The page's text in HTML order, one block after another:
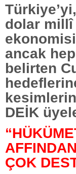
dolar millî
ancak
belirten
DEİK
ÇOK